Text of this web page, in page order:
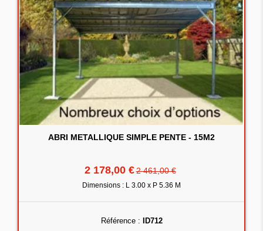
ABRI METALLIQUE SIMPLE PENTE - 15M2
2 178,00 €2 461,00 €
Dimensions : L 3.00 x P 5.36 M
Référence : ID712